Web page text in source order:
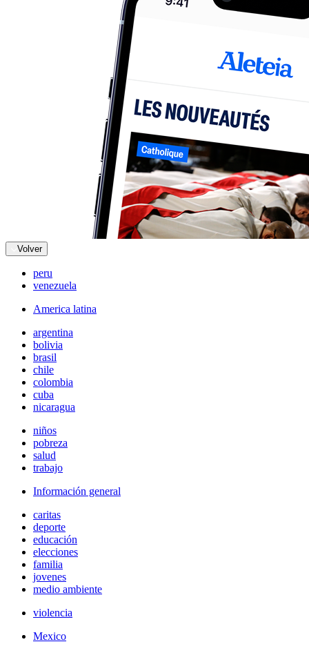
Volver
peru
venezuela
America latina
argentina
bolivia
brasil
chile
colombia
cuba
nicaragua
niños
pobreza
salud
trabajo
Información general
caritas
deporte
educación
elecciones
familia
jovenes
medio ambiente
violencia
Mexico